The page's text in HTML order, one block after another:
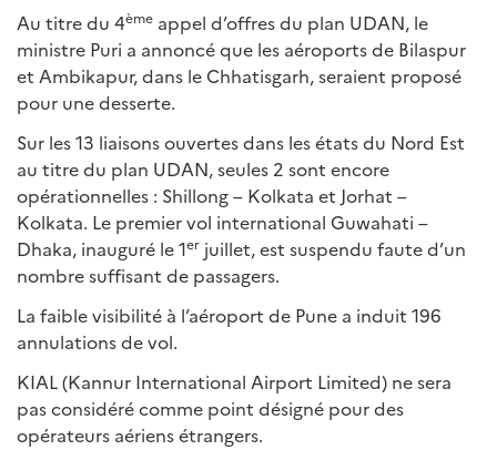
Au titre du 4ème appel d’offres du plan UDAN, le
ministre Puri a annoncé que les aéroports de Bilaspur
et Ambikapur, dans le Chhatisgarh, seraient proposé
pour une desserte.
Sur les 13 liaisons ouvertes dans les états du Nord Est
au titre du plan UDAN, seules 2 sont encore
opérationnelles : Shillong – Kolkata et Jorhat –
Kolkata. Le premier vol international Guwahati –
Dhaka, inauguré le 1er juillet, est suspendu faute d’un
nombre suffisant de passagers.
La faible visibilité à l’aéroport de Pune a induit 196
annulations de vol.
KIAL (Kannur International Airport Limited) ne sera
pas considéré comme point désigné pour des
opérateurs aériens étrangers.